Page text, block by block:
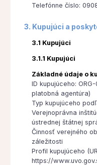
Telefónne číslo:
3. Kupujúci a
3.1 Kupujúci
3.1.1 Kupujúci
Základné údaje o
ID kupujúceho:
platobná agentúra)
Typ kupujúceho
Verejnoprávna
ústrednej štátnej
Činnosť verejného
záležitosti
Profil kupujúceho
https://